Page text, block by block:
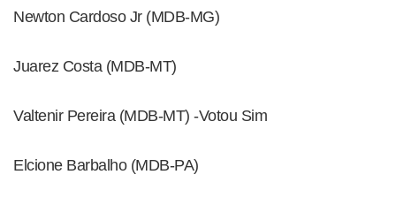
Newton Cardoso Jr (MDB-MG)
Juarez Costa (MDB-MT)
Valtenir Pereira (MDB-MT) -Votou Sim
Elcione Barbalho (MDB-PA)